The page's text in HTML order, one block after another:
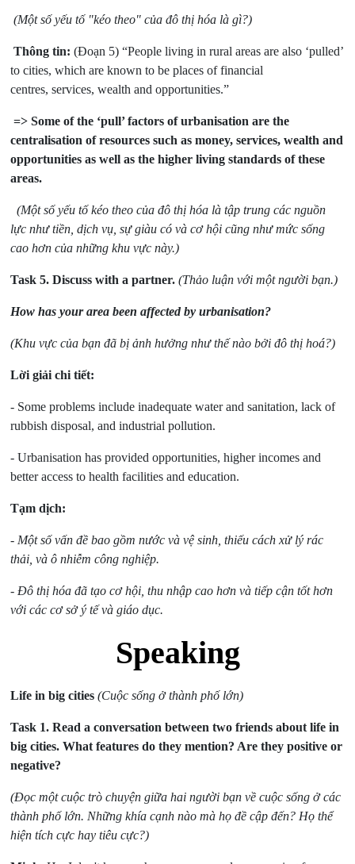
(Một số yếu tố "kéo theo" của đô thị hóa là gì?)
Thông tin: (Đoạn 5) “People living in rural areas are also ‘pulled’
to cities, which are known to be places of financial
centres, services, wealth and opportunities.”
=> Some of the ‘pull’ factors of urbanisation are the
centralisation of resources such as money, services, wealth and
opportunities as well as the higher living standards of these
areas.
(Một số yếu tố kéo theo của đô thị hóa là tập trung các nguồn
lực như tiền, dịch vụ, sự giàu có và cơ hội cũng như mức sống
cao hơn của những khu vực này.)
Task 5.Discuss with a partner.(Thảo luận với một người bạn.)
How has your area been affected by urbanisation?
(Khu vực của bạn đã bị ảnh hưởng như thế nào bởi đô thị hoá?)
Lời giải chi tiết:
- Some problems include inadequate water and sanitation, lack of
rubbish disposal, and industrial pollution.
- Urbanisation has provided opportunities, higher incomes and
better access to health facilities and education.
Tạm dịch:
- Một số vấn đề bao gồm nước và vệ sinh, thiếu cách xử lý rác
thải, và ô nhiễm công nghiệp.
- Đô thị hóa đã tạo cơ hội, thu nhập cao hơn và tiếp cận tốt hơn
với các cơ sở ý tế và giáo dục.
Speaking
Life in big cities(Cuộc sống ở thành phố lớn)
Task 1. Read a conversation between two friends about life in
big cities. What features do they mention? Are they positive or
negative?
(Đọc một cuộc trò chuyện giữa hai người bạn về cuộc sống ở các
thành phố lớn. Những khía cạnh nào mà họ đề cập đến? Họ thể
hiện tích cực hay tiêu cực?)